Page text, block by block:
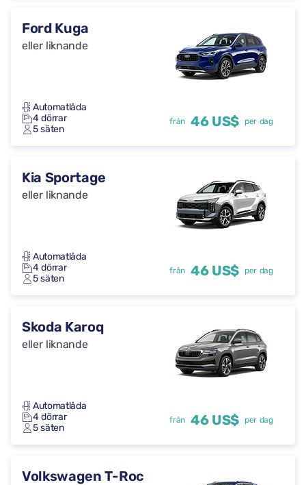
Ford Kuga
eller liknande
Automatlåda
4 dörrar
5 säten
från 46 US$ per dag
Kia Sportage
eller liknande
Automatlåda
4 dörrar
5 säten
från 46 US$ per dag
Skoda Karoq
eller liknande
Automatlåda
4 dörrar
5 säten
från 46 US$ per dag
Volkswagen T-Roc